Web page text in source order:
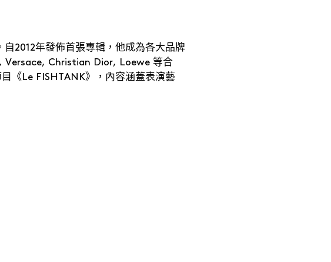
2012年發佈首張專輯，他成為各大品牌
Versace, Christian Dior, Loewe 等合
《Le FISHTANK》，內容涵蓋表演藝